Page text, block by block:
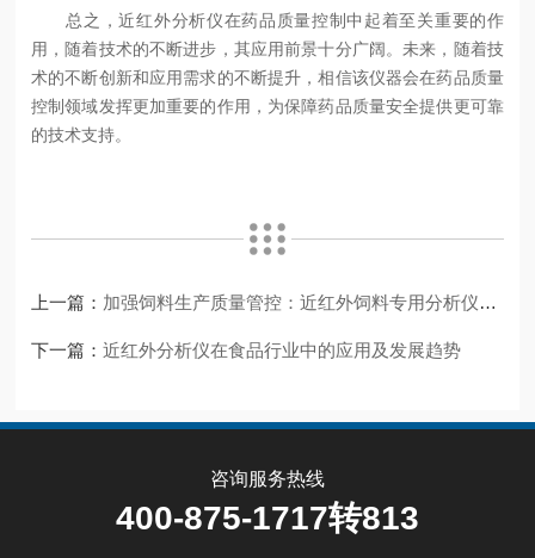
总之，近红外分析仪在药品质量控制中起着至关重要的作
用，随着技术的不断进步，其应用前景十分广阔。未来，随着技
术的不断创新和应用需求的不断提升，相信该仪器会在药品质量
控制领域发挥更加重要的作用，为保障药品质量安全提供更可靠
的技术支持。
上一篇： 加强饲料生产质量管控：近红外饲料专用分析仪的关键作用
下一篇：近红外分析仪在食品行业中的应用及发展趋势
咨询服务热线
400-875-1717转813